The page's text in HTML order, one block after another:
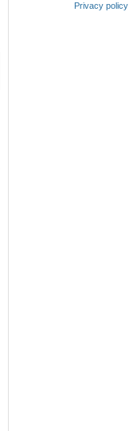
Privacy policy